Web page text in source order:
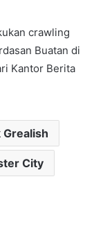
crawling
Buatan di
Kantor Berita
Grealish
City